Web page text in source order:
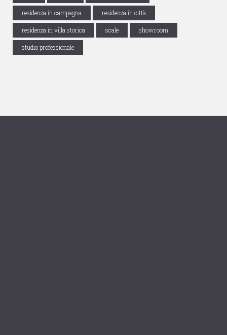
residenza in campagna residenza in città
residenza in villa storica scale showroom
studio professionale